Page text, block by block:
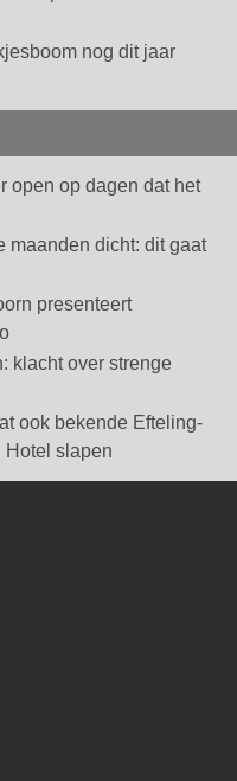
nog dit jaar
open op dagen dat het
maanden dicht: dit gaat
presenteert
klacht over strenge
ook bekende Efteling-
Hotel slapen